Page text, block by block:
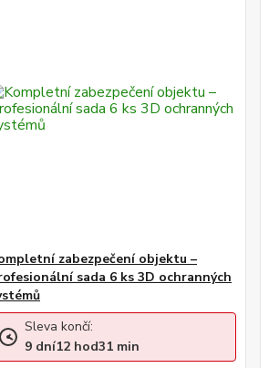
zabezpečení objektu –
sada 6 ks 3D ochranných
Sleva končí:
9 dní12hod31min